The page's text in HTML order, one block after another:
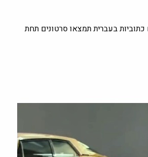
בעברית תמצאו סרטונים תחת